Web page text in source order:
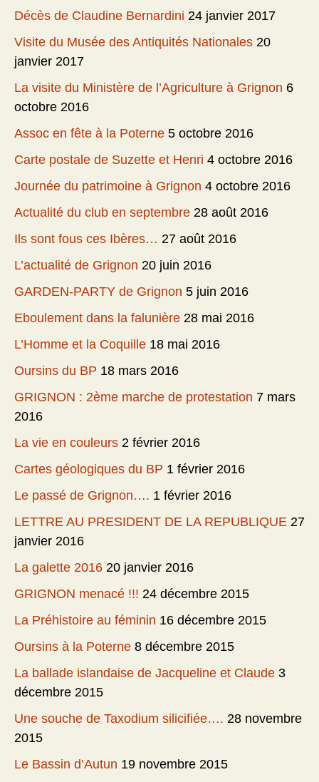
Décès de Claudine Bernardini 24 janvier 2017
Visite du Musée des Antiquités Nationales 20
janvier 2017
La visite du Ministère de l’Agriculture à Grignon 6
octobre 2016
Assoc en fête à la Poterne 5 octobre 2016
Carte postale de Suzette et Henri 4 octobre 2016
Journée du patrimoine à Grignon 4 octobre 2016
Actualité du club en septembre 28 août 2016
Ils sont fous ces Ibères… 27 août 2016
L’actualité de Grignon 20 juin 2016
GARDEN-PARTY de Grignon 5 juin 2016
Eboulement dans la falunière 28 mai 2016
L’Homme et la Coquille 18 mai 2016
Oursins du BP 18 mars 2016
GRIGNON : 2ème marche de protestation 7 mars
2016
La vie en couleurs 2 février 2016
Cartes géologiques du BP 1 février 2016
Le passé de Grignon…. 1 février 2016
LETTRE AU PRESIDENT DE LA REPUBLIQUE 27
janvier 2016
La galette 2016 20 janvier 2016
GRIGNON menacé !!! 24 décembre 2015
La Préhistoire au féminin 16 décembre 2015
Oursins à la Poterne 8 décembre 2015
La ballade islandaise de Jacqueline et Claude 3
décembre 2015
Une souche de Taxodium silicifiée…. 28 novembre
2015
Le Bassin d’Autun 19 novembre 2015